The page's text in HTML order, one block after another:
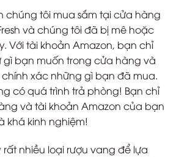
chúng tôi mua sắm tại cửa hàng
và chúng tôi đã bị mê hoặc
Với tài khoản Amazon, bạn chỉ
bạn muốn trong cửa hàng và
xác những gì bạn đã mua.
có quá trình trả phòng! Bạn chỉ
và tài khoản Amazon của bạn
khá kinh nghiệm!
nhiều loại rượu vang để lựa